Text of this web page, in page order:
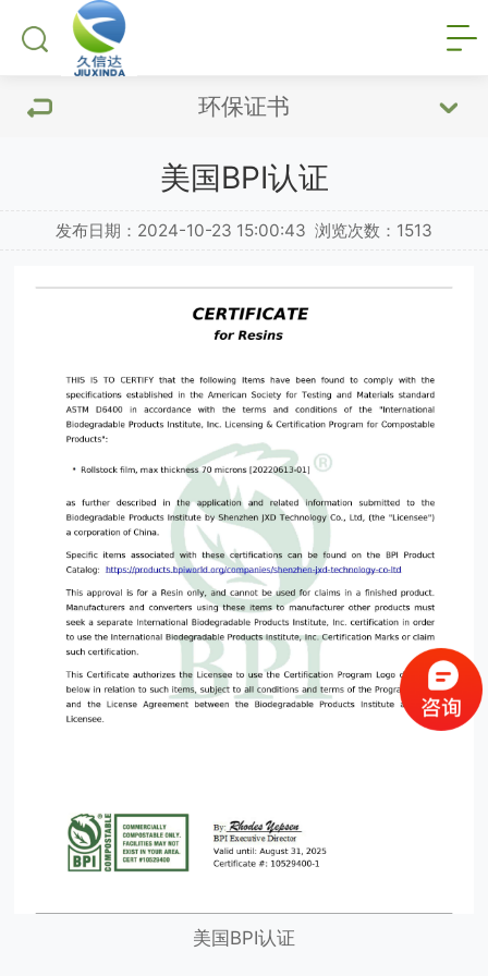
环保证书
美国BPI认证
发布日期：2024-10-23 15:00:43 浏览次数： 1513
美国BPI认证